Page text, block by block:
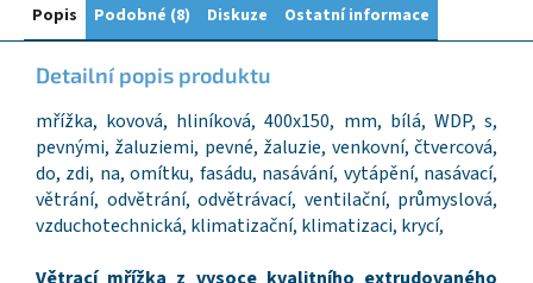
Popis Podobné (8) Diskuze Ostatní informace
Detailní popis produktu
mřížka, kovová, hliníková, 400x150, mm, bílá, WDP, s,
pevnými, žaluziemi, pevné, žaluzie, venkovní, čtvercová,
do, zdi, na, omítku, fasádu, nasávání, vytápění, nasávací,
větrání, odvětrání, odvětrávací, ventilační, průmyslová,
vzduchotechnická, klimatizační, klimatizaci, krycí,